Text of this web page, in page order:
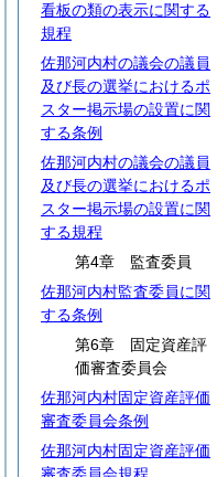
看板の類の表示に関する
規程
佐那河内村の議会の議員
及び長の選挙におけるポ
スター掲示場の設置に関
する条例
佐那河内村の議会の議員
及び長の選挙におけるポ
スター掲示場の設置に関
する規程
第4章 監査委員
佐那河内村監査委員に関
する条例
第6章 固定資産評
価審査委員会
佐那河内村固定資産評価
審査委員会条例
佐那河内村固定資産評価